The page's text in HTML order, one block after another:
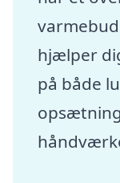
hjælper
på både